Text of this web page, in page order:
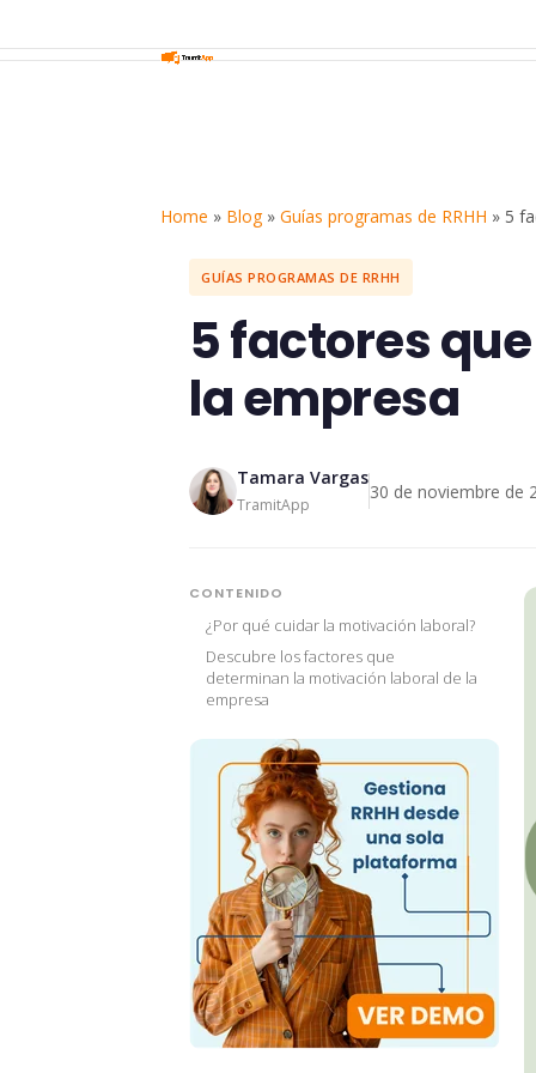
Home » Blog»Guías programas de RRHH » 5
GUÍAS PROGRAMAS DE RRHH
5 factores
la empresa
Tamara Vargas
TramitApp
30 de noviembre de
CONTENIDO
¿Por qué cuidar la motivación laboral?
Descubre los factores que
determinan la motivación laboral de la
empresa